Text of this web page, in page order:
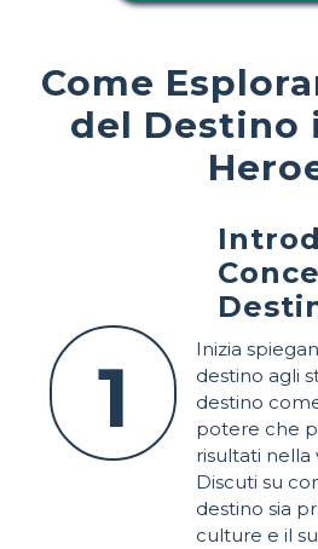
Come
del Destino
1
Inizia
destino agli
destino
potere che
risultati nella
Discuti su
destino sia
culture e il